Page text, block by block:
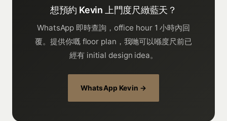
想預約 Kevin 上門度尺緻藍天？
WhatsApp 即時查詢，office hour 1 小時內回
覆。提供你嘅 floor plan，我哋可以喺度尺前已
經有 initial design idea。
WhatsApp Kevin →